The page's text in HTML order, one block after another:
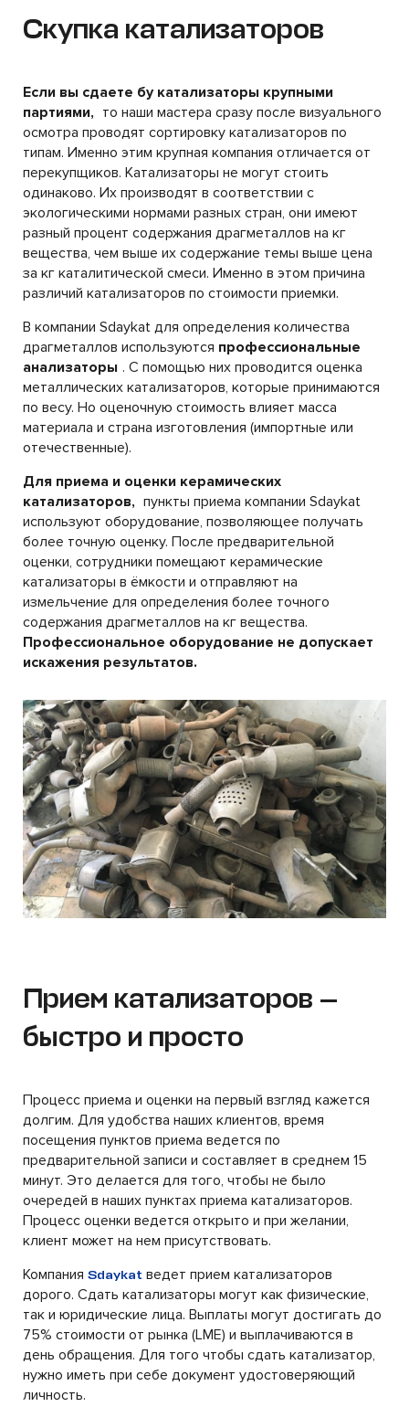
Скупка катализаторов
Если вы сдаете бу катализаторы крупными
партиями, то наши мастера сразу после визуального
осмотра проводят сортировку катализаторов по
типам. Именно этим крупная компания отличается от
перекупщиков. Катализаторы не могут стоить
одинаково. Их производят в соответствии с
экологическими нормами разных стран, они имеют
разный процент содержания драгметаллов на кг
вещества, чем выше их содержание темы выше цена
за кг каталитической смеси. Именно в этом причина
различий катализаторов по стоимости приемки.
В компании Sdaykat для определения количества
драгметаллов используются профессиональные
анализаторы . С помощью них проводится оценка
металлических катализаторов, которые принимаются
по весу. Но оценочную стоимость влияет масса
материала и страна изготовления (импортные или
отечественные).
Для приема и оценки керамических
катализаторов, пункты приема компании Sdaykat
используют оборудование, позволяющее получать
более точную оценку. После предварительной
оценки, сотрудники помещают керамические
катализаторы в ёмкости и отправляют на
измельчение для определения более точного
содержания драгметаллов на кг вещества.
Профессиональное оборудование не допускает
искажения результатов.
Прием катализаторов —
быстро и просто
Процесс приема и оценки на первый взгляд кажется
долгим. Для удобства наших клиентов, время
посещения пунктов приема ведется по
предварительной записи и составляет в среднем 15
минут. Это делается для того, чтобы не было
очередей в наших пунктах приема катализаторов.
Процесс оценки ведется открыто и при желании,
клиент может на нем присутствовать.
Компания Sdaykat ведет прием катализаторов
дорого. Сдать катализаторы могут как физические,
так и юридические лица. Выплаты могут достигать до
75% стоимости от рынка (LME) и выплачиваются в
день обращения. Для того чтобы сдать катализатор,
нужно иметь при себе документ удостоверяющий
личность.